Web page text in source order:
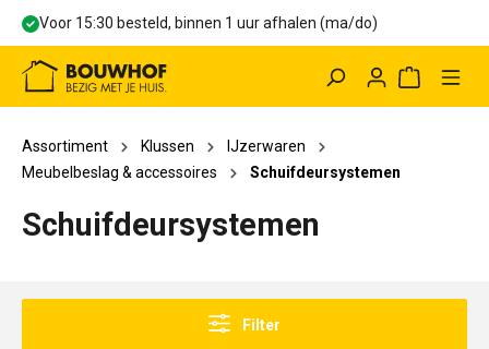
Voor 15:30 besteld, binnen 1 uur afhalen (ma/do)
Assortiment Klussen
IJzerwaren
Meubelbeslag & accessoires
Schuifdeursystemen
Schuifdeursystemen
Filter